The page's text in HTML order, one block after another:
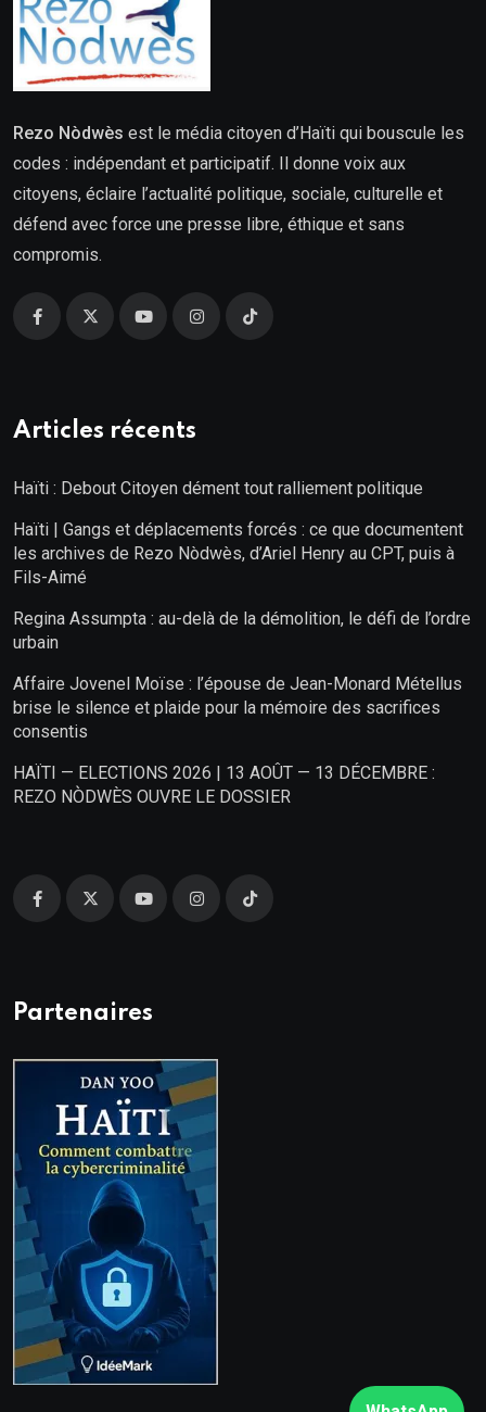
Rezo Nòdwès est le média citoyen d’Haïti qui bouscule les
codes : indépendant et participatif. Il donne voix aux
citoyens, éclaire l’actualité politique, sociale, culturelle et
défend avec force une presse libre, éthique et sans
compromis.
Articles récents
Haïti : Debout Citoyen dément tout ralliement politique
Haïti | Gangs et déplacements forcés : ce que documentent
les archives de Rezo Nòdwès, d’Ariel Henry au CPT, puis à
Fils-Aimé
Regina Assumpta : au-delà de la démolition, le défi de l’ordre
urbain
Affaire Jovenel Moïse : l’épouse de Jean-Monard Métellus
brise le silence et plaide pour la mémoire des sacrifices
consentis
HAÏTI — ELECTIONS 2026 | 13 AOÛT — 13 DÉCEMBRE :
REZO NÒDWÈS OUVRE LE DOSSIER
Partenaires